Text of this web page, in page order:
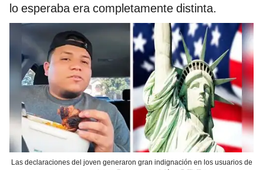
lo esperaba era completamente distinta.
Las declaraciones del joven generaron gran indignación en los usuarios de